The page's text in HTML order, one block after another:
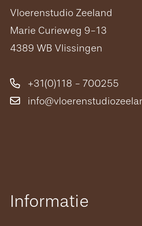
Vloerenstudio Zeeland
Marie Curieweg 9-13
4389 WB Vlissingen
+31(0)118 - 700255
Informatie